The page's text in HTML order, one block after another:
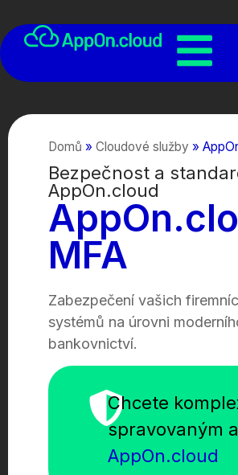
Domů » Cloudové služby »
Bezpečnost a
AppOn.cloud
MFA
Zabezpečení vašich
systémů na úrovni
bankovnictví.
Chcete
spravovaným
AppOn.cloud